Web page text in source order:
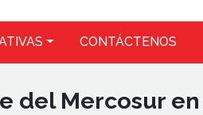
CONTÁCTENOS
del Mercosur en